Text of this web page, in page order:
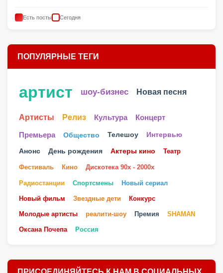
Есть посты Сегодня
ПОПУЛЯРНЫЕ ТЕГИ
артист шоу-бизнес Новая песня
Артисты Релиз Культура Концерт
Премьера Общество Телешоу Интервью
Анонс День рождения Актеры кино Театр
Фестиваль Кино Дискотека 90х - 2000х
Радиостанции Спортсмены Новый сериал
Новый фильм Звездные дети Конкурс
Молодые артисты реалити-шоу Премия SHAMAN
Оксана Почепа Россия